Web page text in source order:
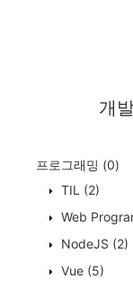
개
프로그래밍 (0)
TIL (2)
Web
NodeJS (2)
Vue (5)